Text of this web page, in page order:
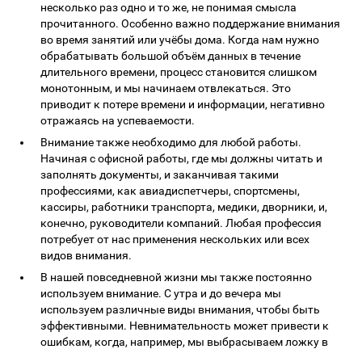
несколько раз одно и то же, не понимая смысла
прочитанного. Особенно важно поддержание внимания
во время занятий или учёбы дома. Когда нам нужно
обрабатывать большой объём данных в течение
длительного времени, процесс становится слишком
монотонным, и мы начинаем отвлекаться. Это
приводит к потере времени и информации, негативно
отражаясь на успеваемости.
Внимание также необходимо для любой работы.
Начиная с офисной работы, где мы должны читать и
заполнять документы, и заканчивая такими
профессиями, как авиадиспетчеры, спортсмены,
кассиры, работники транспорта, медики, дворники, и,
конечно, руководители компаний. Любая профессия
потребует от нас применения нескольких или всех
видов внимания.
В нашей повседневной жизни мы также постоянно
используем внимание. С утра и до вечера мы
используем различные виды внимания, чтобы быть
эффективными. Невнимательность может привести к
ошибкам, когда, например, мы выбрасываем ложку в